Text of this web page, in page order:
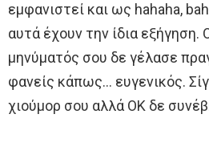
εμφανιστεί και ως hahaha,
αυτά έχουν την ίδια εξήγηση.
μηνύματός σου δε γέλασε
φανείς κάπως… ευγενικός.
χιούμορ σου αλλά ΟΚ δε